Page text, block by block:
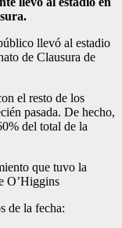
llevó al estadio
de Clausura de
el resto de los
pasada. De hecho,
del total de la
que tuvo la
O’Higgins
de la fecha: